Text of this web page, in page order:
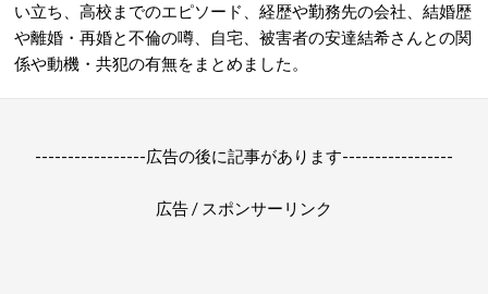
い立ち、高校までのエピソード、経歴や勤務先の会社、結婚歴
や離婚・再婚と不倫の噂、自宅、被害者の安達結希さんとの関
係や動機・共犯の有無をまとめました。
-----------------広告の後に記事があります-----------------
広告 / スポンサーリンク